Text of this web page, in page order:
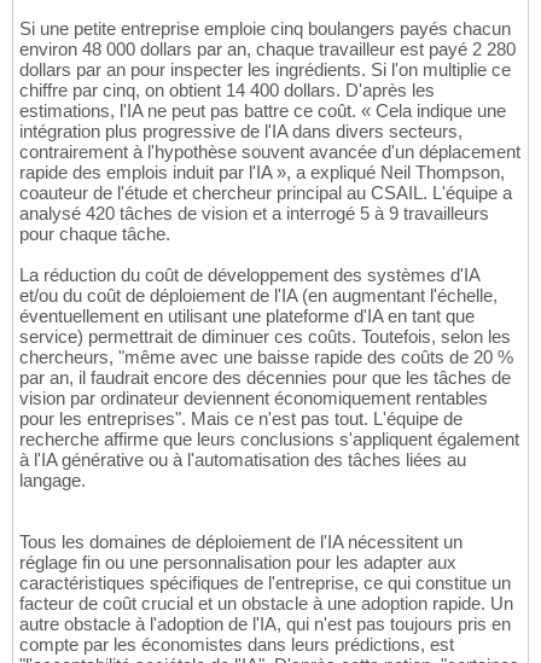
Si une petite entreprise emploie cinq boulangers payés chacun
environ 48 000 dollars par an, chaque travailleur est payé 2 280
dollars par an pour inspecter les ingrédients. Si l'on multiplie ce
chiffre par cinq, on obtient 14 400 dollars. D'après les
estimations, l'IA ne peut pas battre ce coût. « Cela indique une
intégration plus progressive de l'IA dans divers secteurs,
contrairement à l'hypothèse souvent avancée d'un déplacement
rapide des emplois induit par l'IA », a expliqué Neil Thompson,
coauteur de l'étude et chercheur principal au CSAIL. L'équipe a
analysé 420 tâches de vision et a interrogé 5 à 9 travailleurs
pour chaque tâche.
La réduction du coût de développement des systèmes d'IA
et/ou du coût de déploiement de l'IA (en augmentant l'échelle,
éventuellement en utilisant une plateforme d'IA en tant que
service) permettrait de diminuer ces coûts. Toutefois, selon les
chercheurs, "même avec une baisse rapide des coûts de 20 %
par an, il faudrait encore des décennies pour que les tâches de
vision par ordinateur deviennent économiquement rentables
pour les entreprises". Mais ce n'est pas tout. L'équipe de
recherche affirme que leurs conclusions s'appliquent également
à l'IA générative ou à l'automatisation des tâches liées au
langage.
Tous les domaines de déploiement de l'IA nécessitent un
réglage fin ou une personnalisation pour les adapter aux
caractéristiques spécifiques de l'entreprise, ce qui constitue un
facteur de coût crucial et un obstacle à une adoption rapide. Un
autre obstacle à l'adoption de l'IA, qui n'est pas toujours pris en
compte par les économistes dans leurs prédictions, est